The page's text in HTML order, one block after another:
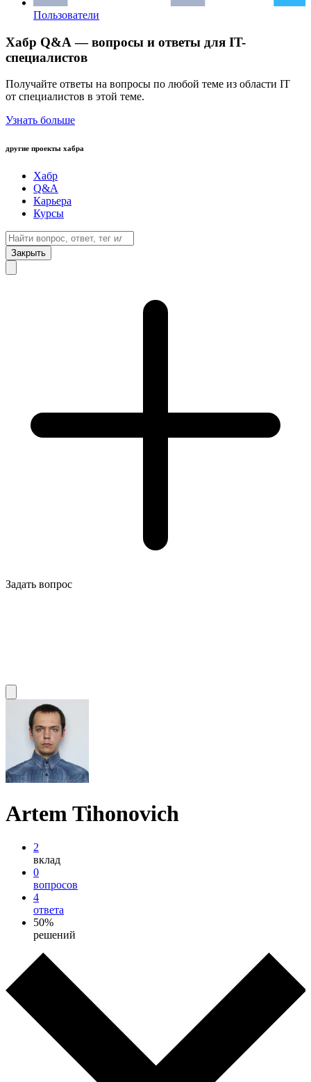
Пользователи
Хабр Q&A — вопросы и ответы для IT-
специалистов
Получайте ответы на вопросы по любой теме из области IT
от специалистов в этой теме.
Узнать больше
другие проекты хабра
Хабр
Q&A
Карьера
Курсы
Закрыть
Задать вопрос
Artem Tihonovich
2
вклад
0
вопросов
4
ответа
50%
решений